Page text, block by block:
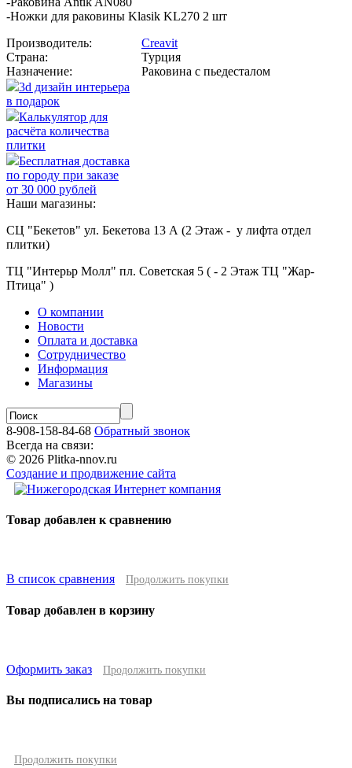
-Ножки для раковины Klasik KL270 2 шт
Производитель:
Creavit
Страна:
Турция
Назначение:
Раковина с пьедесталом
3d дизайн интерьера
в подарок
Калькулятор для
расчёта количества
плитки
Бесплатная доставка
по городу при заказе
от 30 000 рублей
Наши магазины:
СЦ "Бекетов" ул. Бекетова 13 А (2 Этаж - у лифта отдел
плитки)
ТЦ "Интерьр Молл" пл. Советская 5 ( - 2 Этаж ТЦ "Жар-
Птица" )
О компании
Новости
Оплата и доставка
Сотрудничество
Информация
Магазины
8-908-158-84-68 Обратный звонок
Всегда на связи:
© 2026 Plitka-nnov.ru
Создание и продвижение сайта
Товар добавлен к сравнению
В список сравнения Продолжить покупки
Товар добавлен в корзину
Оформить заказ Продолжить покупки
Вы подписались на товар
Продолжить покупки